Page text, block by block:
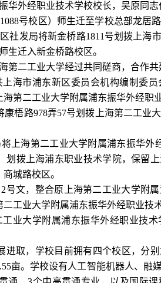
华外经职业技术学校校长，吴原同志
号校区）师生迁至学校总部龙居
社发局将新金桥路1811号划拨上海
生迁入新金桥路校区。
第二工业大学经过共同磋商，合作
上海市浦东新区委员会机构编制委
第二工业大学附属浦东振华外经职
康梧路978弄57号划拨上海第二工业
上海第二工业大学附属浦东振华外
划拨上海浦东职业技术学院，保留
城路校区。
2号文，整合原上海第二工业大学附
工业大学附属浦东振华外经职业技术
工业大学附属浦东振华外经职业技
进取，学校目前拥有四个校区，分
亩。学校设有人工智能机器人、融